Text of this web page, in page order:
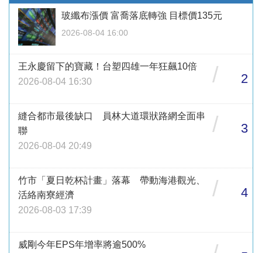
玻纖布漲價 富喬落底轉強 目標價135元
2026-08-04 16:00
王永慶留下的寶藏！台塑四雄一年狂飆10倍
2026-08-04 16:30
/ 2
縫合都市最後缺口 員林大道環狀路網全面串
聯
2026-08-04 20:49
/ 3
竹市「夏日乾杯計畫」落幕 帶動海港觀光、
活絡南寮經濟
2026-08-03 17:39
/ 4
威剛今年EPS年增率將逾500%